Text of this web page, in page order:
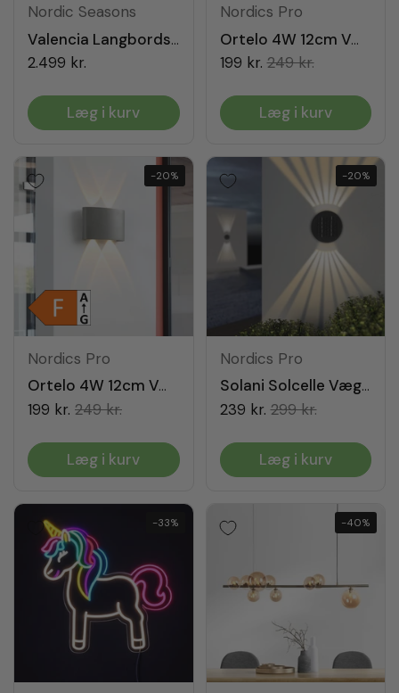
Nordic Seasons
Valencia Langbordspendel Messing/Opal
2.499 kr.
Læg i kurv
Nordics Pro
Ortelo 4W 12cm Væglampe Hvid
199 kr. 249 kr.
Læg i kurv
-20%
Nordics Pro
Ortelo 4W 12cm Væglampe Grå
199 kr. 249 kr.
Læg i kurv
-20%
Nordics Pro
Solani Solcelle Væglampe
239 kr. 299 kr.
Læg i kurv
-33% -40%